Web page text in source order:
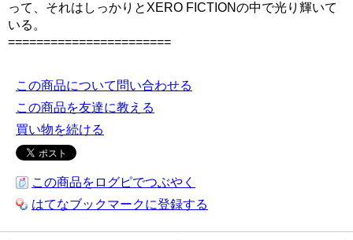
って、それはしっかりとXERO FICTIONの中で光り輝いて
いる。
=======================
この商品について問い合わせる
この商品を友達に教える
買い物を続ける
この商品をログピでつぶやく
はてなブックマークに登録する